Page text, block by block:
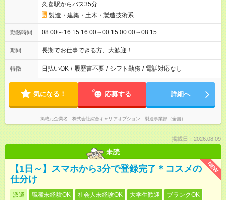
久喜駅からバス35分
製造・建築・土木・製造技術系
勤務時間 08:00～16:15 16:00～00:15 00:00～08:15
期間 長期でお仕事できる方、大歓迎！
特徴 日払いOK / 履歴書不要 / シフト勤務 / 電話対応なし
気になる！ 応募する 詳細へ
掲載元企業名 株式会社綜合キャリアオプション 製造事業部（全国）
掲載日：2026.08.09
未読
NEW
【1日～】スマホから3分で登録完了＊コスメの
仕分け
派遣 職種未経験OK 社会人未経験OK 大学生歓迎
ブランクOK